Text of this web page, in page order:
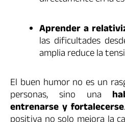
Aprender a
las dificultades
amplia reduce la
El buen humor no es un
personas, sino una
entrenarse y fortalecerse